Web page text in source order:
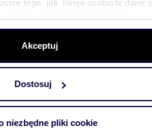
tego, jak Twoje osobiste dane
plików cookie możesz zmienić
chwili.
i analizować ruch w
jak korzystasz z naszej witryny,
mogą połączyć te informacje z
Akceptuj
Dostosuj
niezbędne pliki cookie